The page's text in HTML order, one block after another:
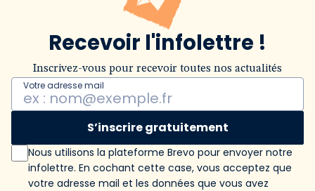
Recevoir l'infolettre !
Inscrivez-vous pour recevoir toutes nos actualités
Votre adresse mail
S’inscrire gratuitement
Nous utilisons la plateforme Brevo pour envoyer notre
infolettre. En cochant cette case, vous acceptez que
votre adresse mail et les données que vous avez